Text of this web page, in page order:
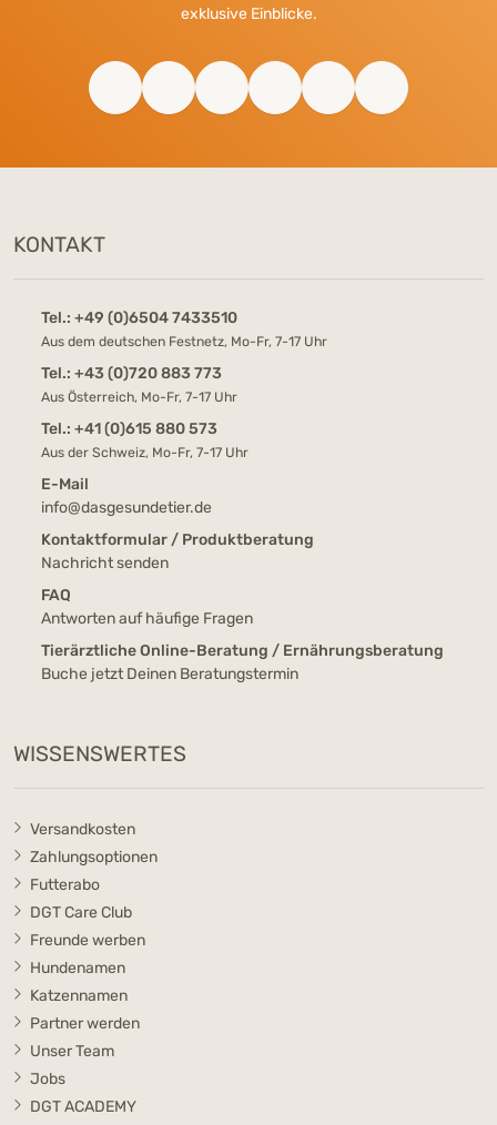
exklusive Einblicke.
KONTAKT
Tel.: +49 (0)6504 7433510
Aus dem deutschen Festnetz, Mo-Fr, 7-17 Uhr
Tel.: +43 (0)720 883 773
Aus Österreich, Mo-Fr, 7-17 Uhr
Tel.: +41 (0)615 880 573
Aus der Schweiz, Mo-Fr, 7-17 Uhr
E-Mail
info@dasgesundetier.de
Kontaktformular / Produktberatung
Nachricht senden
FAQ
Antworten auf häufige Fragen
Tierärztliche Online-Beratung / Ernährungsberatung
Buche jetzt Deinen Beratungstermin
WISSENSWERTES
Versandkosten
Zahlungsoptionen
Futterabo
DGT Care Club
Freunde werben
Hundenamen
Katzennamen
Partner werden
Unser Team
Jobs
DGT ACADEMY